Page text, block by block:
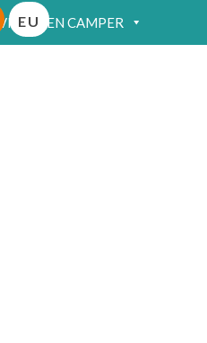
VIAJAR EN CAMPER
EU